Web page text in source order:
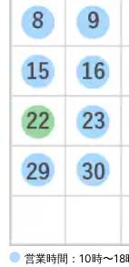
● 営業時間：10時〜18
イベント
第4回 絹谷
ール開催の